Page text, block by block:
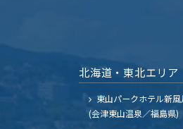
北海道・東北エリア
東山パークホテル新風
(会津東山温泉／福島県)